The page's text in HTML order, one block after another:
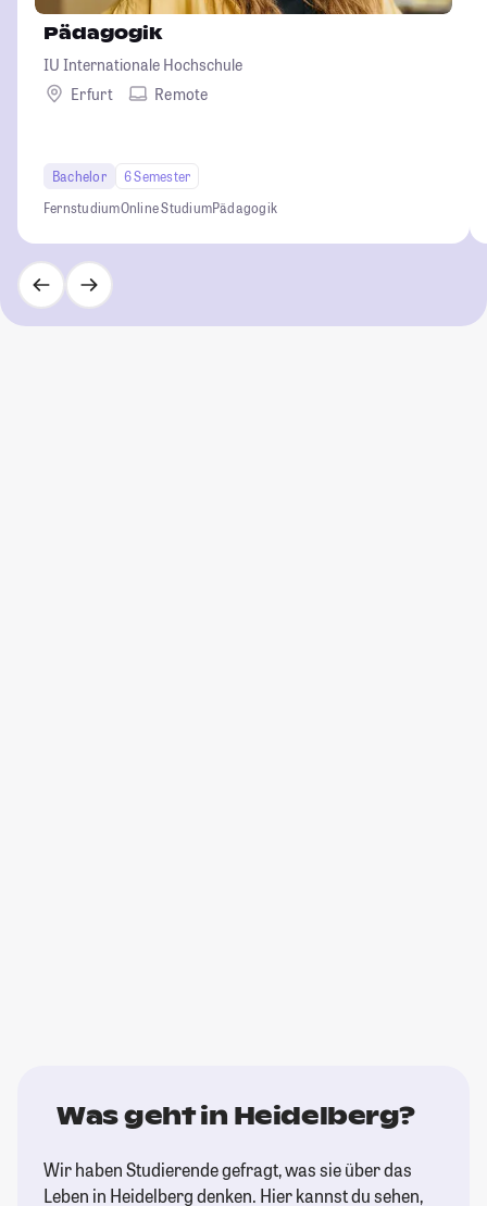
Pädagogik
IU Internationale Hochschule
Erfurt
Remote
Bachelor
6 Semester
FernstudiumOnline StudiumPädagogik
Was geht in Heidelberg?
Wir haben Studierende gefragt, was sie über das
Leben in Heidelberg denken. Hier kannst du sehen,